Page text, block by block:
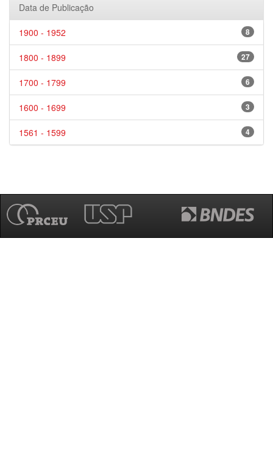
Data de Publicação
8
1900 - 1952
27
1800 - 1899
6
1700 - 1799
3
1600 - 1699
4
1561 - 1599